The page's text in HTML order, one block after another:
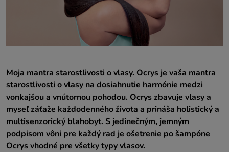
Moja mantra starostlivosti o vlasy. Ocrys je vaša mantra
starostlivosti o vlasy na dosiahnutie harmónie medzi
vonkajšou a vnútornou pohodou. Ocrys zbavuje vlasy a
myseľ záťaže každodenného života a prináša holistický a
multisenzorický blahobyt. S jedinečným, jemným
podpisom vôni pre každý rad je ošetrenie po šampóne
Ocrys vhodné pre všetky typy vlasov.